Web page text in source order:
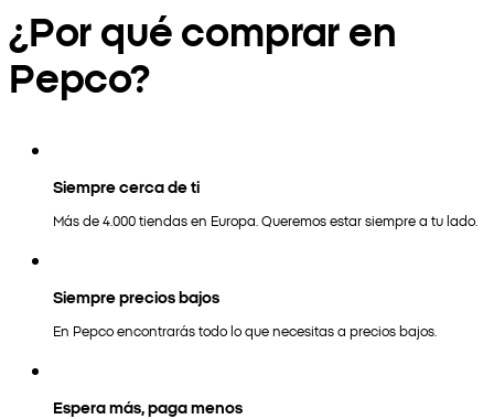
¿Por qué comprar en
Pepco?
Siempre cerca de ti
Más de 4.000 tiendas en Europa. Queremos estar siempre a tu lado.
Siempre precios bajos
En Pepco encontrarás todo lo que necesitas a precios bajos.
Espera más, paga menos